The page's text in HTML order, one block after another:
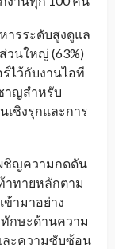
ารระดับสูงดูแล
วนใหญ่ (63%)
ไว้กับงานไอที
าญสำหรับ
ชิงรุกและการ
ชิญความกดดัน
าทายหลักตาม
ข้ามาอย่าง
กษะด้านความ
ละความซับซ้อน